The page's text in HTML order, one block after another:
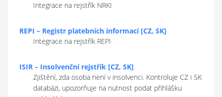
Integrace na rejstřík NRKI
REPI – Registr platebních informací[CZ, SK]
Integrace na rejstřík REPI
ISIR – Insolvenční rejstřík [CZ, SK]
Zjištění, zda osoba není v insolvenci. Kontroluje CZ i SK
databázi, upozorňuje na nutnost podat přihlášku